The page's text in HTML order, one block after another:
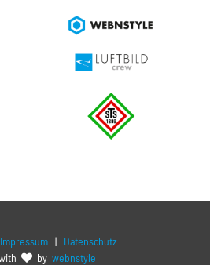
Impressum| Datenschutz
by webnstyle